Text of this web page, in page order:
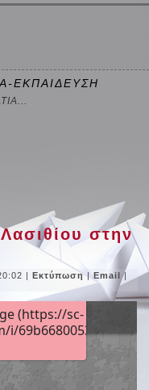
ΕΚΠΑΙΔΕΥΣΗ
στην
|Εκτύπωση|Email|